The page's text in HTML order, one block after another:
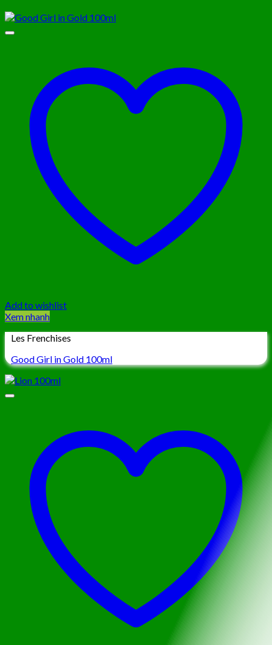
Add to wishlist
Xem nhanh
Les Frenchises
Good Girl in Gold 100ml